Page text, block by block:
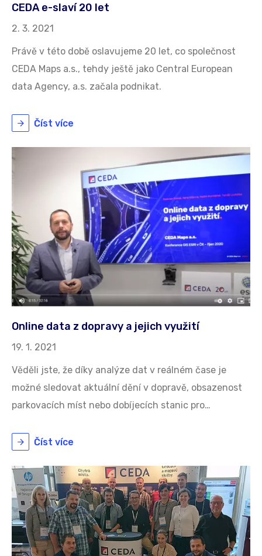
CEDA e-slaví 20 let
2. 3. 2021
Právě v této době oslavujeme 20 let, co společnost
CEDA Maps a.s., tehdy ještě jako Central European
data Agency, a.s. začala podnikat.
Číst více
Online data z dopravy a jejich využití
19. 1. 2021
Věděli jste, že díky analýze dat v reálném čase je
možné sledovat aktuální dění v dopravě, obsazenost
parkovacích míst nebo dobíjecích stanic pro…
Číst více